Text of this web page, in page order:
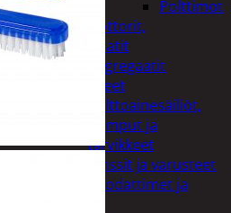
Polttimot
Irtomoottorit,
aggregaatit
Aggregaatit
Lisälaitteet
Polttoainesäiliöt,
pumput ja
tarvikkeet
Vinssit ja varusteet
Öljyt, suodattimet ja